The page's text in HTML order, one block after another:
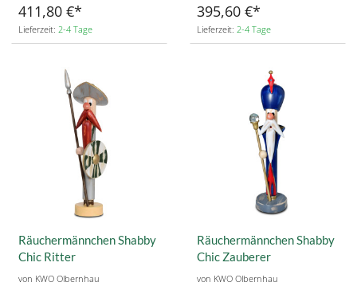
411,80 €
Lieferzeit: 2-4 Tage
395,60 €
Lieferzeit: 2-4 Tage
Räuchermännchen Shabby
Chic Ritter
von KWO Olbernhau
Räuchermännchen Shabby
Chic Zauberer
von KWO Olbernhau